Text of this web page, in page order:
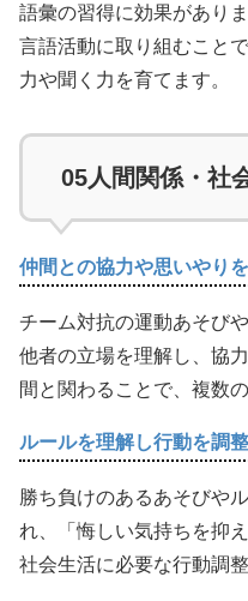
語彙の習得に効果があり
言語活動に取り組むこと
力や聞く力を育てます。
05人間関係・社
仲間との協力や思いやり
チーム対抗の運動あそび
他者の立場を理解し、協
間と関わることで、複数
ルールを理解し行動を調
勝ち負けのあるあそびや
れ、「悔しい気持ちを抑
社会生活に必要な行動調